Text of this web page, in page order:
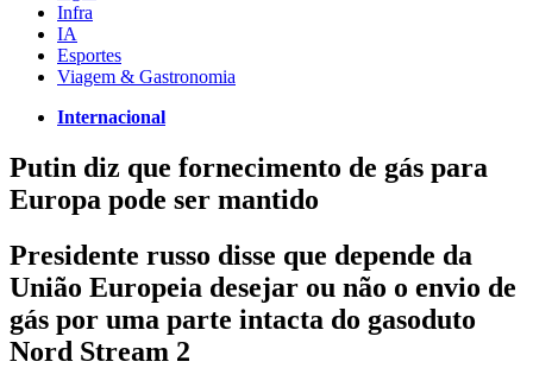
Infra
IA
Esportes
Viagem & Gastronomia
Internacional
Putin diz que fornecimento de gás para
Europa pode ser mantido
Presidente russo disse que depende da
União Europeia desejar ou não o envio de
gás por uma parte intacta do gasoduto
Nord Stream 2